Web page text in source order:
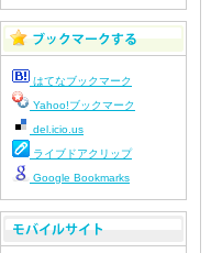
はてなブックマーク
Yahoo!ブックマーク
del.icio.us
ライブドアクリップ
Google Bookmarks